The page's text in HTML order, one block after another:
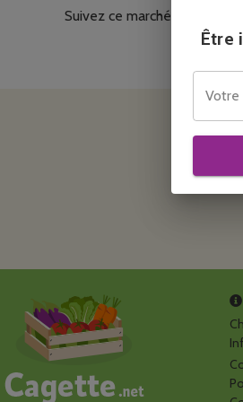
- Boeuf et/ou veau: 2 AVRIL
- Boeuf et/ou veau: 3 DECEMBRE
Elodie pour la ferme de Ligogne
Suivez ce marché pour
Être
Votre